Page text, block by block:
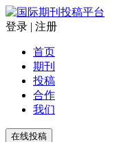
登录 | 注册
首页
期刊
投稿
合作
我们
在线投稿